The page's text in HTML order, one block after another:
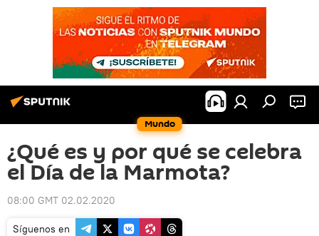
Mundo
¿Qué es y por qué se celebra
el Día de la Marmota?
08:00 GMT 02.02.2020
Síguenos en